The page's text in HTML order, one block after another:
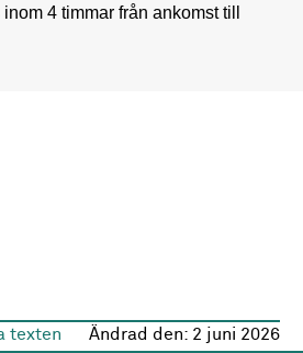
4 timmar från ankomst till
texten Ändrad den: 2 juni 2026